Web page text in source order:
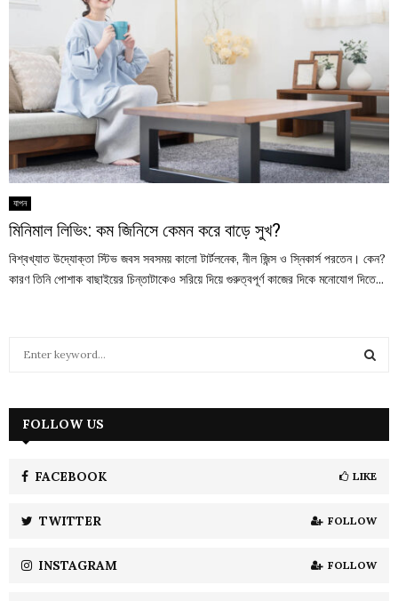
যাপন
মিনিমাল লিভিং: কম জিনিসে কেমন করে বাড়ে সুখ?
বিশ্বখ্যাত উদ্যোক্তা স্টিভ জবস সবসময় কালো টার্টলনেক, নীল জিন্স ও স্নিকার্স পরতেন। কেন?
কারণ তিনি পোশাক বাছাইয়ের চিন্তাটাকেও সরিয়ে দিয়ে গুরুত্বপূর্ণ কাজের দিকে মনোযোগ দিতে...
h
H
FOLLOW US
FACEBOOK LIKE
TWITTER FOLLOW
INSTAGRAM FOLLOW